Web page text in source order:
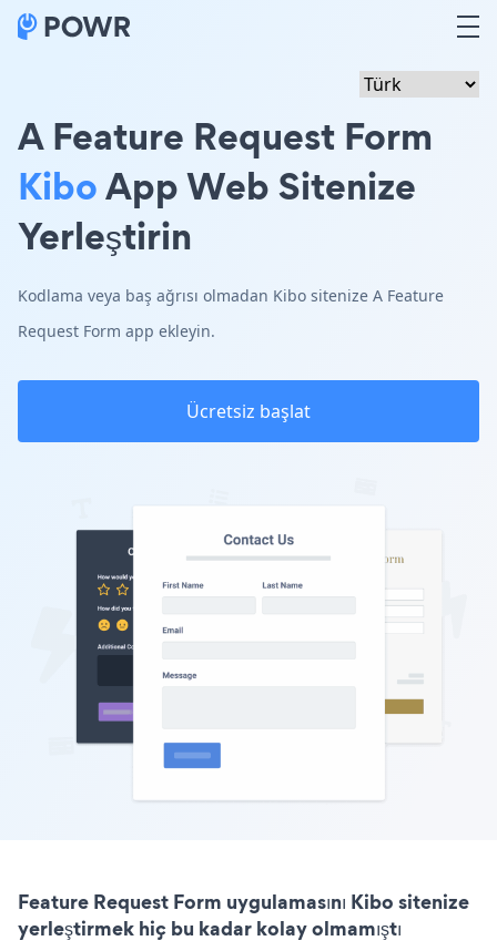
A Feature Request Form
KiboApp Web Sitenize
Yerleştirin
Kodlama veya baş ağrısı olmadan Kibo sitenize A Feature
Request Form app ekleyin.
Ücretsiz başlat
Feature Request Form uygulamasını Kibo sitenize
yerleştirmek hiç bu kadar kolay olmamıştı